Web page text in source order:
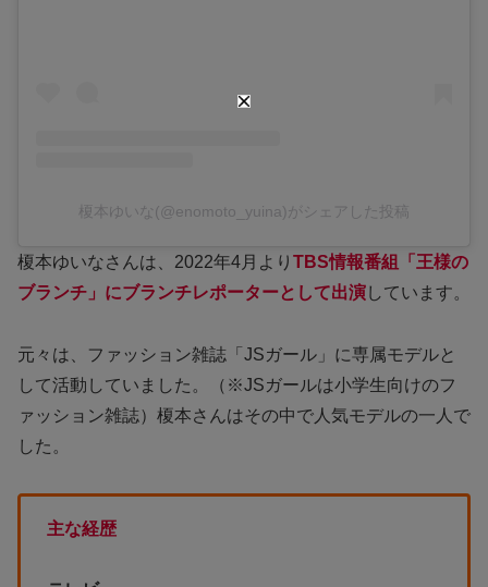
榎本ゆいな(@enomoto_yuina)がシェアした投稿
榎本ゆいなさんは、2022年4月より TBS情報番組「王様の
ブランチ」にブランチレポーターとして出演しています。
元々は、ファッション雑誌「JSガール」に専属モデルと
して活動していました。（※JSガールは小学生向けのフ
ァッション雑誌）榎本さんはその中で人気モデルの一人で
した。
主な経歴